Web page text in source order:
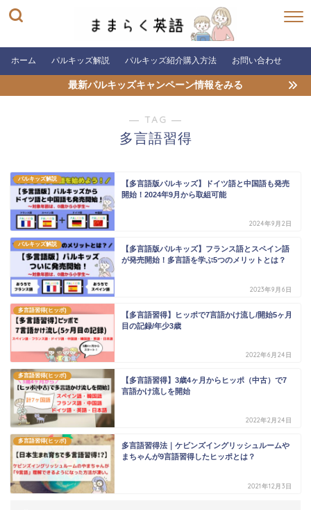
ホーム パルキッズ解説 パルキッズ紹介購入方法 お問い合わせ
最新パルキッズキャンペーン情報をみる
― TAG ―
多言語習得
パルキッズ解説
【多言語版パルキッズ】ドイツ語と中国語も発売
開始！2024年9月から取組可能
2024年9月2日
パルキッズ解説
【多言語版パルキッズ】フランス語とスペイン語
が発売開始！多言語を学ぶ5つのメリットとは？
2023年9月6日
多言語習得(ヒッポ)
【多言語習得】ヒッポで7言語かけ流し/開始5ヶ月
目の記録/年少3歳
2022年6月24日
多言語習得(ヒッポ)
【多言語習得】3歳4ヶ月からヒッポ（中古）で7
言語かけ流しを開始
2022年2月24日
多言語習得(ヒッポ)
多言語習得法｜ケビンズイングリッシュルームや
まちゃんが9言語習得したヒッポとは？
2021年12月3日